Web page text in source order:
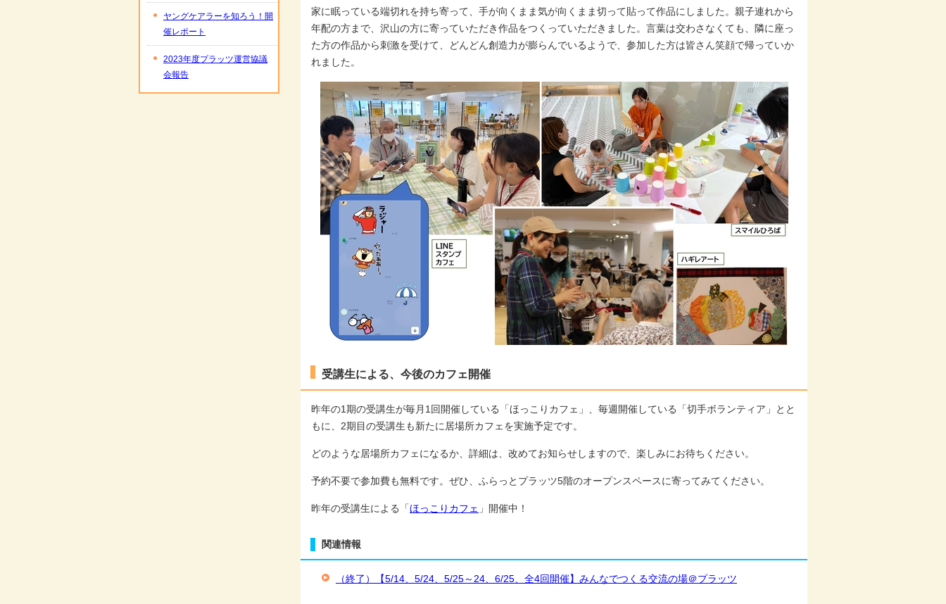
家に眠っている端切れを持ち寄って、手が向くまま気が向くまま切って貼って作品にしました。親子連れから
年配の方まで、沢山の方に寄っていただき作品をつくっていただきました。言葉は交わさなくても、隣に座っ
た方の作品から刺激を受けて、どんどん創造力が膨らんでいるようで、参加した方は皆さん笑顔で帰っていか
れました。
受講生による、今後のカフェ開催
昨年の1期の受講生が毎月1回開催している「ほっこりカフェ」、毎週開催している「切手ボランティア」とと
もに、2期目の受講生も新たに居場所カフェを実施予定です。
どのような居場所カフェになるか、詳細は、改めてお知らせしますので、楽しみにお待ちください。
予約不要で参加費も無料です。ぜひ、ふらっとプラッツ5階のオープンスペースに寄ってみてください。
昨年の受講生による「 ほっこりカフェ 」開催中！
関連情報
（終了）【5/14、5/24、5/25～24、6/25、全4回開催】みんなでつくる交流の場＠プラッツ
ヤングケアラーを知ろう！開
催レポート
2023年度プラッツ運営協議
会報告